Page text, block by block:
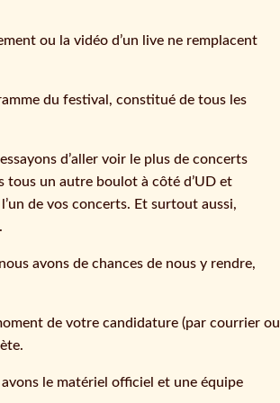
ou la vidéo d’un live ne remplacent
du festival, constitué de tous les
d’aller voir le plus de concerts
tous un autre boulot à côté d’UD et
de vos concerts. Et surtout aussi,
avons de chances de nous y rendre,
de votre candidature (par courrier ou
le matériel officiel et une équipe